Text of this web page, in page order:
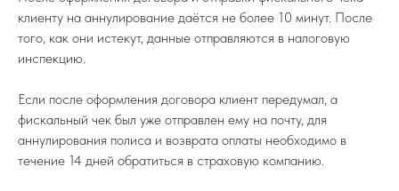
клиенту на аннулирование даётся не более 10 минут. После
того, как они истекут, данные отправляются в налоговую
инспекцию.
Если после оформления договора клиент передумал, а
фискальный чек был уже отправлен ему на почту, для
аннулирования полиса и возврата оплаты необходимо в
течение 14 дней обратиться в страховую компанию.